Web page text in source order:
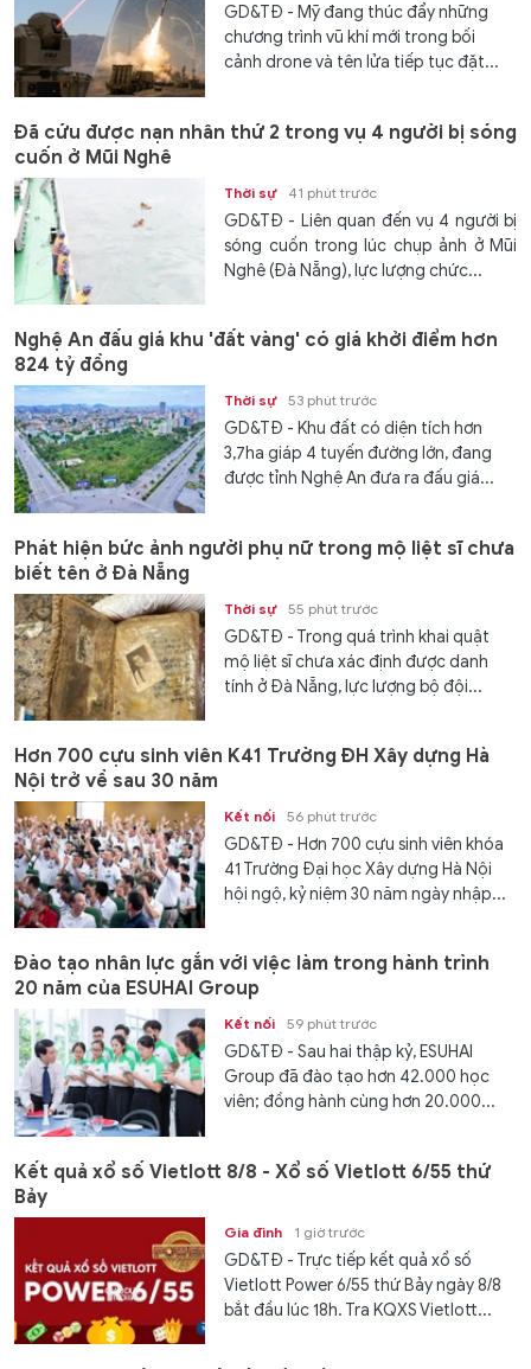
GD&TĐ - Mỹ đang thúc đẩy những
chương trình vũ khí mới trong bối
cảnh drone và tên lửa tiếp tục đặt...
Đã cứu được nạn nhân thứ 2 trong vụ 4 người bị sóng
cuốn ở Mũi Nghê
Thời sự 41 phút trước
GD&TĐ - Liên quan đến vụ 4 người bị
sóng cuốn trong lúc chụp ảnh ở Mũi
Nghê (Đà Nẵng), lực lượng chức...
Nghệ An đấu giá khu 'đất vàng' có giá khởi điểm hơn
824 tỷ đồng
Thời sự 53 phút trước
GD&TĐ - Khu đất có diện tích hơn
3,7ha giáp 4 tuyến đường lớn, đang
được tỉnh Nghệ An đưa ra đấu giá...
Phát hiện bức ảnh người phụ nữ trong mộ liệt sĩ chưa
biết tên ở Đà Nẵng
Thời sự 55 phút trước
GD&TĐ - Trong quá trình khai quật
mộ liệt sĩ chưa xác định được danh
tính ở Đà Nẵng, lực lượng bộ đội...
Hơn 700 cựu sinh viên K41 Trường ĐH Xây dựng Hà
Nội trở về sau 30 năm
Kết nối 56 phút trước
GD&TĐ - Hơn 700 cựu sinh viên khóa
41 Trường Đại học Xây dựng Hà Nội
hội ngộ, kỷ niệm 30 năm ngày nhập...
Đào tạo nhân lực gắn với việc làm trong hành trình
20 năm của ESUHAI Group
Kết nối 59 phút trước
GD&TĐ - Sau hai thập kỷ, ESUHAI
Group đã đào tạo hơn 42.000 học
viên; đồng hành cùng hơn 20.000...
Kết quả xổ số Vietlott 8/8 - Xổ số Vietlott 6/55 thứ
Bảy
Gia đình 1 giờ trước
GD&TĐ - Trực tiếp kết quả xổ số
Vietlott Power 6/55 thứ Bảy ngày 8/8
bắt đầu lúc 18h. Tra KQXS Vietlott...